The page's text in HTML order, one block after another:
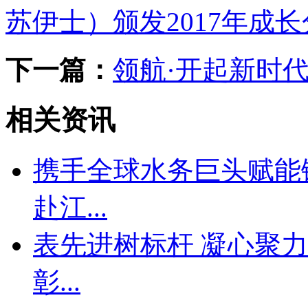
苏伊士）颁发2017年成
下一篇： 领航·开起新时
相关资讯
携手全球水务巨头赋
赴江...
表先进树标杆 凝心聚
彰...